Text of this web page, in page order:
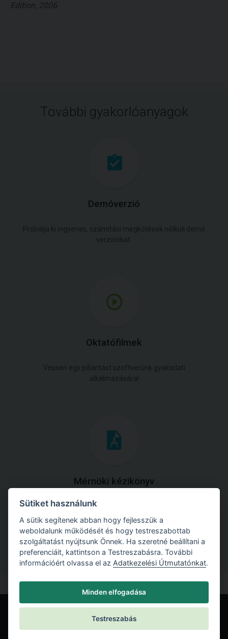
Edition, 2006
További gyakorlóanyagok
Demóverzió
Próbálja ki ingyenes, számítási megkötések nélküli demó
verziónkat.
Oktatófilmek
Vessen egy pillantást szoftverünk gyakorlati
alkalmazására!
Mérnöki kézikönyv
Töltse le útmutatónkat az összes elméleti anyaggal és
gyakorlati példával!
Sütiket használunk
A sütik segítenek abban hogy fejlesszük a
weboldalunk működését és hogy testreszabottab
szolgáltatást nyújtsunk Önnek. Ha szeretné beállítani a
preferenciáit, kattintson a Testreszabásra. További
információért olvassa el az Adatkezelési Útmutatónkat.
Minden elfogadása
Testreszabás